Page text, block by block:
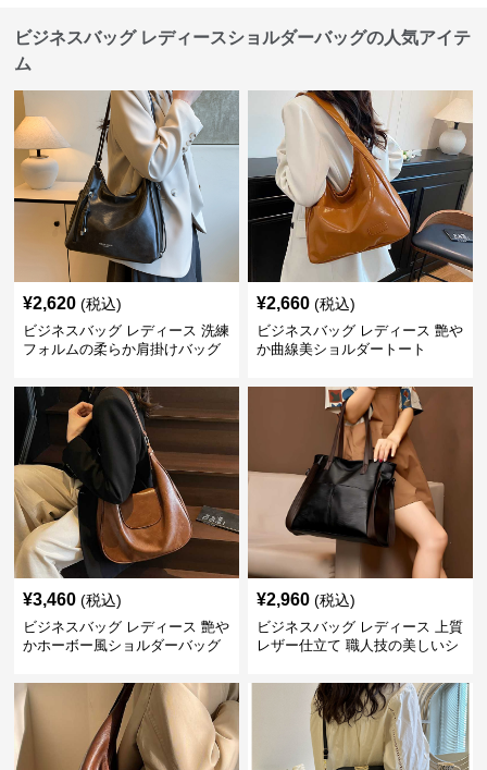
ビジネスバッグ レディースショルダーバッグの人気アイテ
ム
¥2,620 (税込)
ビジネスバッグ レディース 洗練
フォルムの柔らか肩掛けバッグ
¥2,660 (税込)
ビジネスバッグ レディース 艶や
か曲線美ショルダートート
¥3,460 (税込)
ビジネスバッグ レディース 艶や
かホーボー風ショルダーバッグ
¥2,960 (税込)
ビジネスバッグ レディース 上質
レザー仕立て 職人技の美しいシ